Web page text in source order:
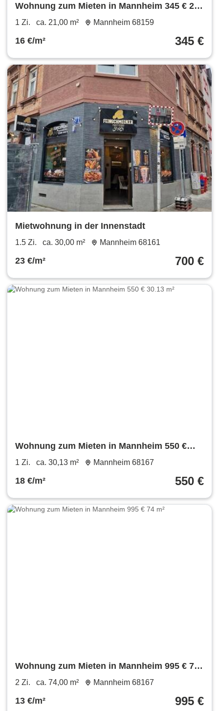
Wohnung zum Mieten in Mannheim 345 € 21
m²
1 Zi. ca. 21,00 m² Mannheim 68159
16 €/m² 345 €
Mietwohnung in der Innenstadt
1.5 Zi. ca. 30,00 m² Mannheim 68161
23 €/m² 700 €
Wohnung zum Mieten in Mannheim 550 €
30.13 m²
1 Zi. ca. 30,13 m² Mannheim 68167
18 €/m² 550 €
Wohnung zum Mieten in Mannheim 995 € 74
m²
2 Zi. ca. 74,00 m² Mannheim 68167
13 €/m² 995 €